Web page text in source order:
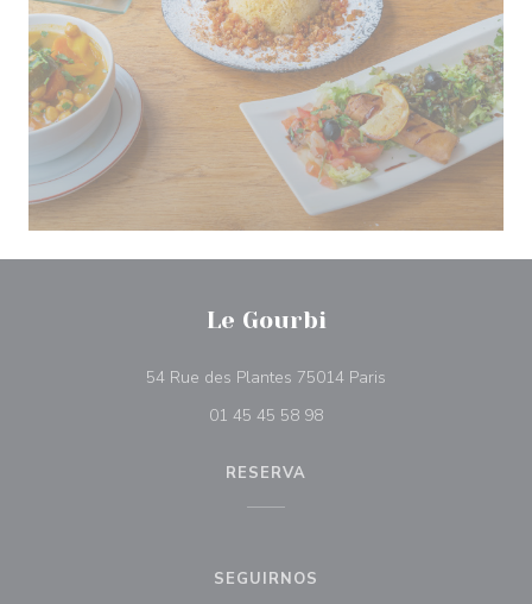
Le Gourbi
54 Rue des Plantes 75014 Paris
01 45 45 58 98
RESERVA
SEGUIRNOS